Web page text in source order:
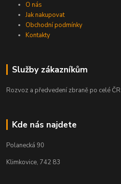
O nás
Jak nakupovat
Obchodní podmínky
Kontakty
Služby zákazníkům
Rozvoz a předvedení zbraně po celé ČR
Kde nás najdete
Polanecká 90
Klimkovice, 742 83